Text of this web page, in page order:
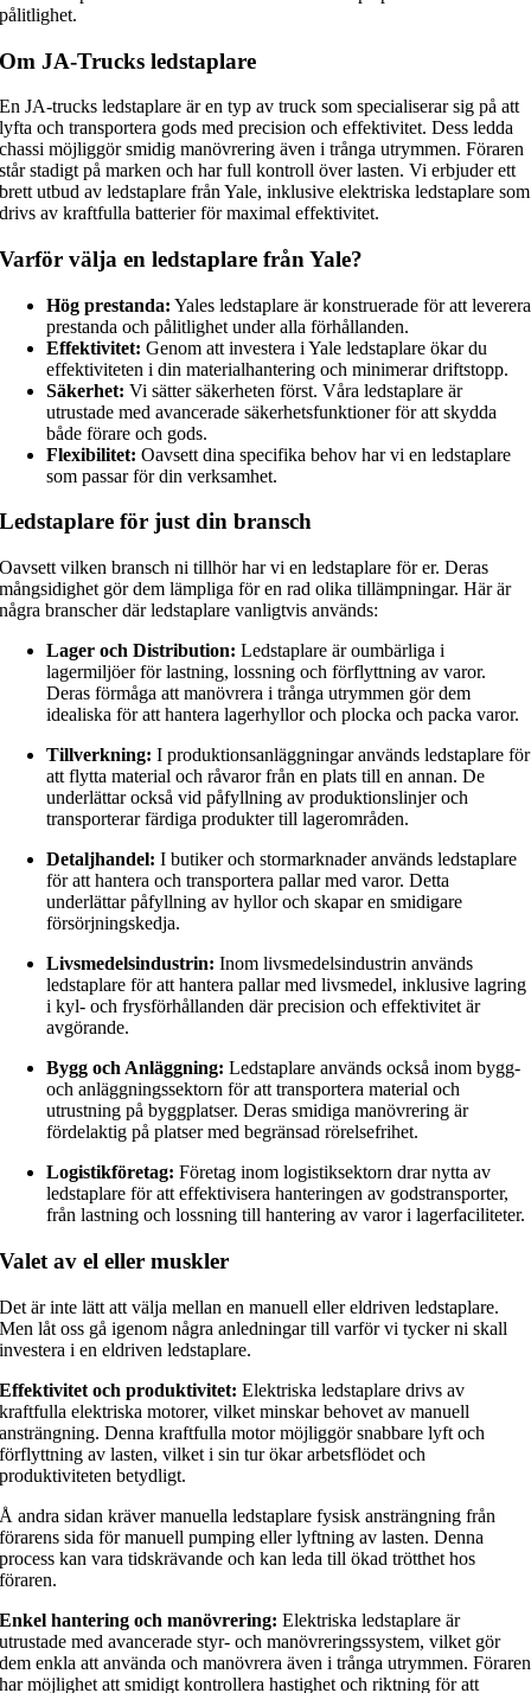
pålitlighet.
Om JA-Trucks ledstaplare
En JA-trucks ledstaplare är en typ av truck som specialiserar sig på att
lyfta och transportera gods med precision och effektivitet. Dess ledda
chassi möjliggör smidig manövrering även i trånga utrymmen. Föraren
står stadigt på marken och har full kontroll över lasten. Vi erbjuder ett
brett utbud av ledstaplare från Yale, inklusive elektriska ledstaplare som
drivs av kraftfulla batterier för maximal effektivitet.
Varför välja en ledstaplare från Yale?
Hög prestanda: Yales ledstaplare är konstruerade för att leverera
prestanda och pålitlighet under alla förhållanden.
Effektivitet: Genom att investera i Yale ledstaplare ökar du
effektiviteten i din materialhantering och minimerar driftstopp.
Säkerhet: Vi sätter säkerheten först. Våra ledstaplare är
utrustade med avancerade säkerhetsfunktioner för att skydda
både förare och gods.
Flexibilitet: Oavsett dina specifika behov har vi en ledstaplare
som passar för din verksamhet.
Ledstaplare för just din bransch
Oavsett vilken bransch ni tillhör har vi en ledstaplare för er. Deras
mångsidighet gör dem lämpliga för en rad olika tillämpningar. Här är
några branscher där ledstaplare vanligtvis används:
Lager och Distribution: Ledstaplare är oumbärliga i
lagermiljöer för lastning, lossning och förflyttning av varor.
Deras förmåga att manövrera i trånga utrymmen gör dem
idealiska för att hantera lagerhyllor och plocka och packa varor.
Tillverkning: I produktionsanläggningar används ledstaplare för
att flytta material och råvaror från en plats till en annan. De
underlättar också vid påfyllning av produktionslinjer och
transporterar färdiga produkter till lagerområden.
Detaljhandel: I butiker och stormarknader används ledstaplare
för att hantera och transportera pallar med varor. Detta
underlättar påfyllning av hyllor och skapar en smidigare
försörjningskedja.
Livsmedelsindustrin: Inom livsmedelsindustrin används
ledstaplare för att hantera pallar med livsmedel, inklusive lagring
i kyl- och frysförhållanden där precision och effektivitet är
avgörande.
Bygg och Anläggning: Ledstaplare används också inom bygg-
och anläggningssektorn för att transportera material och
utrustning på byggplatser. Deras smidiga manövrering är
fördelaktig på platser med begränsad rörelsefrihet.
Logistikföretag: Företag inom logistiksektorn drar nytta av
ledstaplare för att effektivisera hanteringen av godstransporter,
från lastning och lossning till hantering av varor i lagerfaciliteter.
Valet av el eller muskler
Det är inte lätt att välja mellan en manuell eller eldriven ledstaplare.
Men låt oss gå igenom några anledningar till varför vi tycker ni skall
investera i en eldriven ledstaplare.
Effektivitet och produktivitet: Elektriska ledstaplare drivs av
kraftfulla elektriska motorer, vilket minskar behovet av manuell
ansträngning. Denna kraftfulla motor möjliggör snabbare lyft och
förflyttning av lasten, vilket i sin tur ökar arbetsflödet och
produktiviteten betydligt.
Å andra sidan kräver manuella ledstaplare fysisk ansträngning från
förarens sida för manuell pumping eller lyftning av lasten. Denna
process kan vara tidskrävande och kan leda till ökad trötthet hos
föraren.
Enkel hantering och manövrering: Elektriska ledstaplare är
utrustade med avancerade styr- och manövreringssystem, vilket gör
dem enkla att använda och manövrera även i trånga utrymmen. Föraren
har möjlighet att smidigt kontrollera hastighet och riktning för att